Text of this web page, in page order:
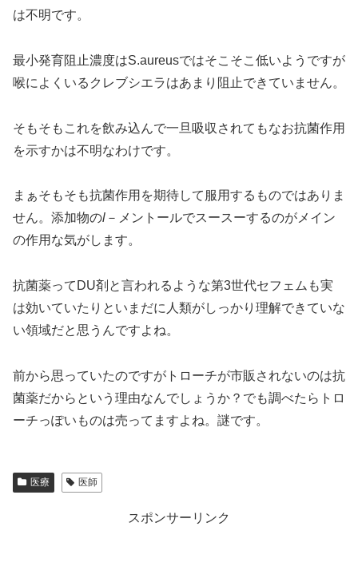
は不明です。
最小発育阻止濃度はS.aureusではそこそこ低いようですが
喉によくいるクレブシエラはあまり阻止できていません。
そもそもこれを飲み込んで一旦吸収されてもなお抗菌作用
を示すかは不明なわけです。
まぁそもそも抗菌作用を期待して服用するものではありま
せん。添加物のl －メントールでスースーするのがメイン
の作用な気がします。
抗菌薬ってDU剤と言われるような第3世代セフェムも実
は効いていたりといまだに人類がしっかり理解できていな
い領域だと思うんですよね。
前から思っていたのですがトローチが市販されないのは抗
菌薬だからという理由なんでしょうか？でも調べたらトロ
ーチっぽいものは売ってますよね。謎です。
医療 医師
スポンサーリンク